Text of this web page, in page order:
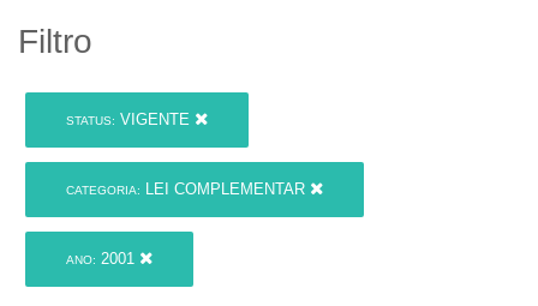
Filtro
STATUS: VIGENTE
CATEGORIA: LEI COMPLEMENTAR
ANO: 2001